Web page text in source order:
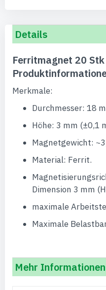
Details
Ferritmagnet 20
Merkmale:
Durchmesser: 18
Höhe: 3 mm (±0,1
Magnetgewicht:
Material: Ferrit.
Dimension 3 mm
maximale
Maximale
Mehr Informationen